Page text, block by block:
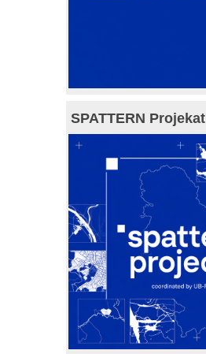
SPATTERN Projekat